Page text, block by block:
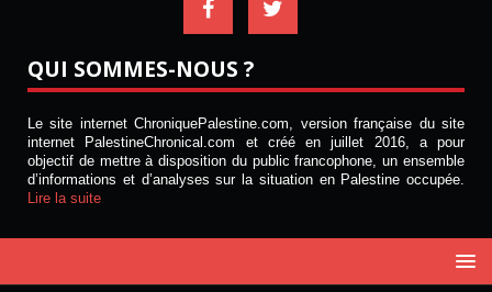
QUI SOMMES-NOUS ?
Le site internet ChroniquePalestine.com, version française du site
internet PalestineChronical.com et créé en juillet 2016, a pour
objectif de mettre à disposition du public francophone, un ensemble
d’informations et d’analyses sur la situation en Palestine occupée.
Lire la suite